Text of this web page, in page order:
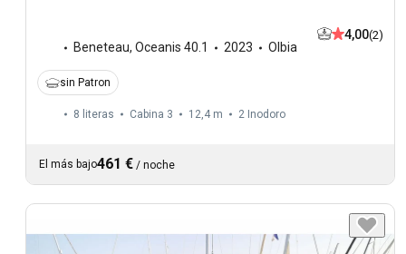
Beneteau, Oceanis 40.1 2023 Olbia
4,00(2)
sin Patron
8 literas Cabina 3 12,4 m 2 Inodoro
El más bajo461 € / noche